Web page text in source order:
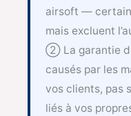
airsoft —
mais excluent
② La garantie
causés par les
vos clients, pas
liés à vos